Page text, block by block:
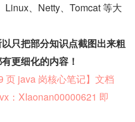
、Netty、Tomcat 等大
只把部分知识点截图出来粗
更细化的内容！
页 java 岗核心笔记】文档
：XIaonan00000621 即